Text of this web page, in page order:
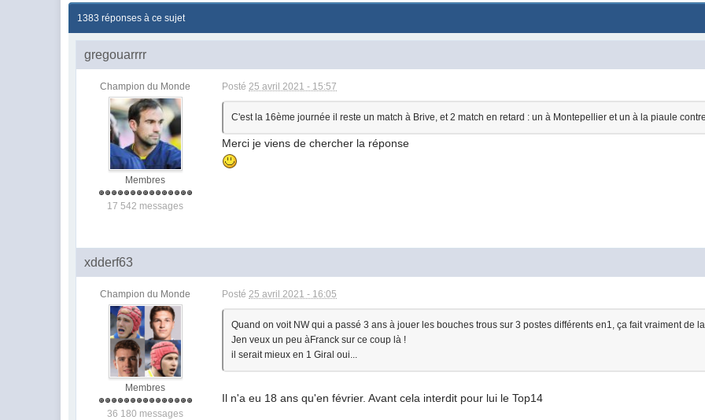
1383 réponses à ce sujet
gregouarrrr
Champion du Monde
Membres
17 542 messages
Posté25 avril 2021 - 15:57
C'est la 16ème journée il reste un match à Brive, et 2 match en retard : un à Montepellier et un à la piaule
Merci je viens de chercher la réponse
xdderf63
Champion du Monde
Membres
36 180 messages
Posté25 avril 2021 - 16:05
Quand on voit NW qui a passé 3 ans à jouer les bouches trous sur 3 postes différents en1, ça fait vraiment de
Jen veux un peu àFranck sur ce coup là !
il serait mieux en 1 Giral oui...
Il n'a eu 18 ans qu'en février. Avant cela interdit pour lui le Top14